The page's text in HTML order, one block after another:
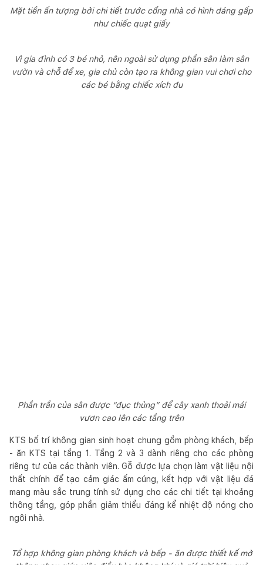
Mặt tiền ấn tượng bởi chi tiết trước cổng nhà có hình dáng gấp
như chiếc quạt giấy
Vì gia đình có 3 bé nhỏ, nên ngoài sử dụng phần sân làm sân
vườn và chỗ để xe, gia chủ còn tạo ra không gian vui chơi cho
các bé bằng chiếc xích đu
Phần trần của sân được “đục thủng” để cây xanh thoải mái
vươn cao lên các tầng trên
KTS bố trí không gian sinh hoạt chung gồm phòng khách, bếp
- ăn KTS tại tầng 1. Tầng 2 và 3 dành riêng cho các phòng
riêng tư của các thành viên. Gỗ được lựa chọn làm vật liệu nội
thất chính để tạo cảm giác ấm cúng, kết hợp với vật liệu đá
mang màu sắc trung tính sử dụng cho các chi tiết tại khoảng
thông tầng, góp phần giảm thiểu đáng kể nhiệt độ nóng cho
ngôi nhà.
Tổ hợp không gian phòng khách và bếp - ăn được thiết kế mở